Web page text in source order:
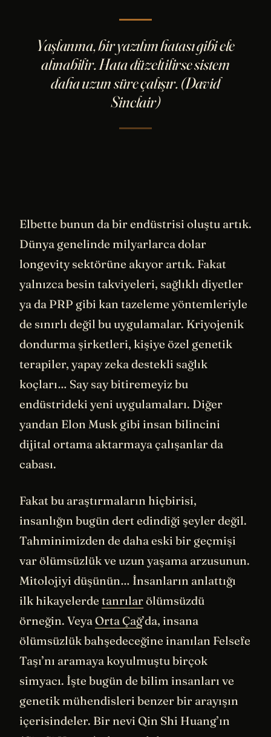
Yaşlanma, bir yazılım hatası gibi ele
alınabilir. Hata düzeltilirse sistem
daha uzun süre çalışır. (David
Sinclair)
Elbette bunun da bir endüstrisi oluştu artık.
Dünya genelinde milyarlarca dolar
longevity sektörüne akıyor artık. Fakat
yalnızca besin takviyeleri, sağlıklı diyetler
ya da PRP gibi kan tazeleme yöntemleriyle
de sınırlı değil bu uygulamalar. Kriyojenik
dondurma şirketleri, kişiye özel genetik
terapiler, yapay zeka destekli sağlık
koçları… Say say bitiremeyiz bu
endüstrideki yeni uygulamaları. Diğer
yandan Elon Musk gibi insan bilincini
dijital ortama aktarmaya çalışanlar da
cabası.
Fakat bu araştırmaların hiçbirisi,
insanlığın bugün dert edindiği şeyler değil.
Tahminimizden de daha eski bir geçmişi
var ölümsüzlük ve uzun yaşama arzusunun.
Mitolojiyi düşünün… İnsanların anlattığı
ilk hikayelerde tanrılarölümsüzdü
örneğin. VeyaOrta Çağ’da, insana
ölümsüzlük bahşedeceğine inanılan Felsefe
Taşı’nı aramaya koyulmuştu birçok
simyacı. İşte bugün de bilim insanları ve
genetik mühendisleri benzer bir arayışın
içerisindeler. Bir nevi Qin Shi Huang’ın